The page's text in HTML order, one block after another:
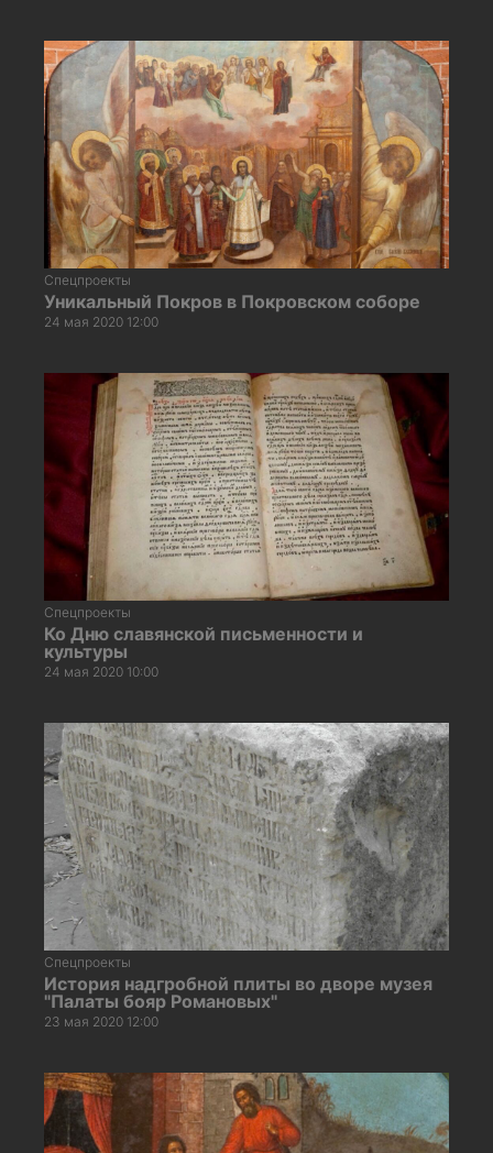
Спецпроекты
Уникальный Покров в Покровском соборе
24 мая 2020 12:00
Спецпроекты
Ко Дню славянской письменности и
культуры
24 мая 2020 10:00
Спецпроекты
История надгробной плиты во дворе музея
"Палаты бояр Романовых"
23 мая 2020 12:00